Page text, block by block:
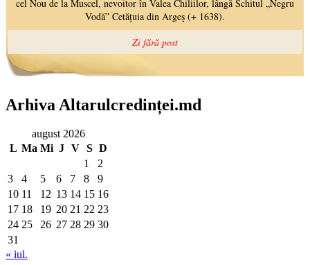
Arhiva Altarulcredinței.md
august 2026
L Ma Mi J V S D
1
2
3
4 5 6 7 8
9
10 11 12 13 14 15 16
17 18 19 20 21 22 23
24 25 26 27 28 29 30
31
« iul.